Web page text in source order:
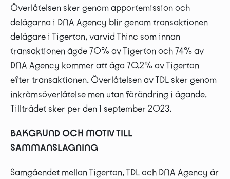
Överlåtelsen sker genom apportemission och
delägarna i DNA Agency blir genom transaktionen
delägare i Tigerton, varvid Thinc som innan
transaktionen ägde 70% av Tigerton och 74% av
DNA Agency kommer att äga 70,2% av Tigerton
efter transaktionen. Överlåtelsen av TDL sker genom
inkråmsöverlåtelse men utan förändring i ägande.
Tillträdet sker per den 1 september 2023.
BAKGRUND OCH MOTIV TILL
SAMMANSLAGNING
Samgåendet mellan Tigerton, TDL och DNA Agency är